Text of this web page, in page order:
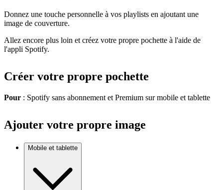
Donnez une touche personnelle à vos playlists en ajoutant une
image de couverture.
Allez encore plus loin et créez votre propre pochette à l'aide de
l'appli Spotify.
Créer votre propre pochette
Pour : Spotify sans abonnement et Premium sur mobile et tablette
Ajouter votre propre image
Mobile et tablette